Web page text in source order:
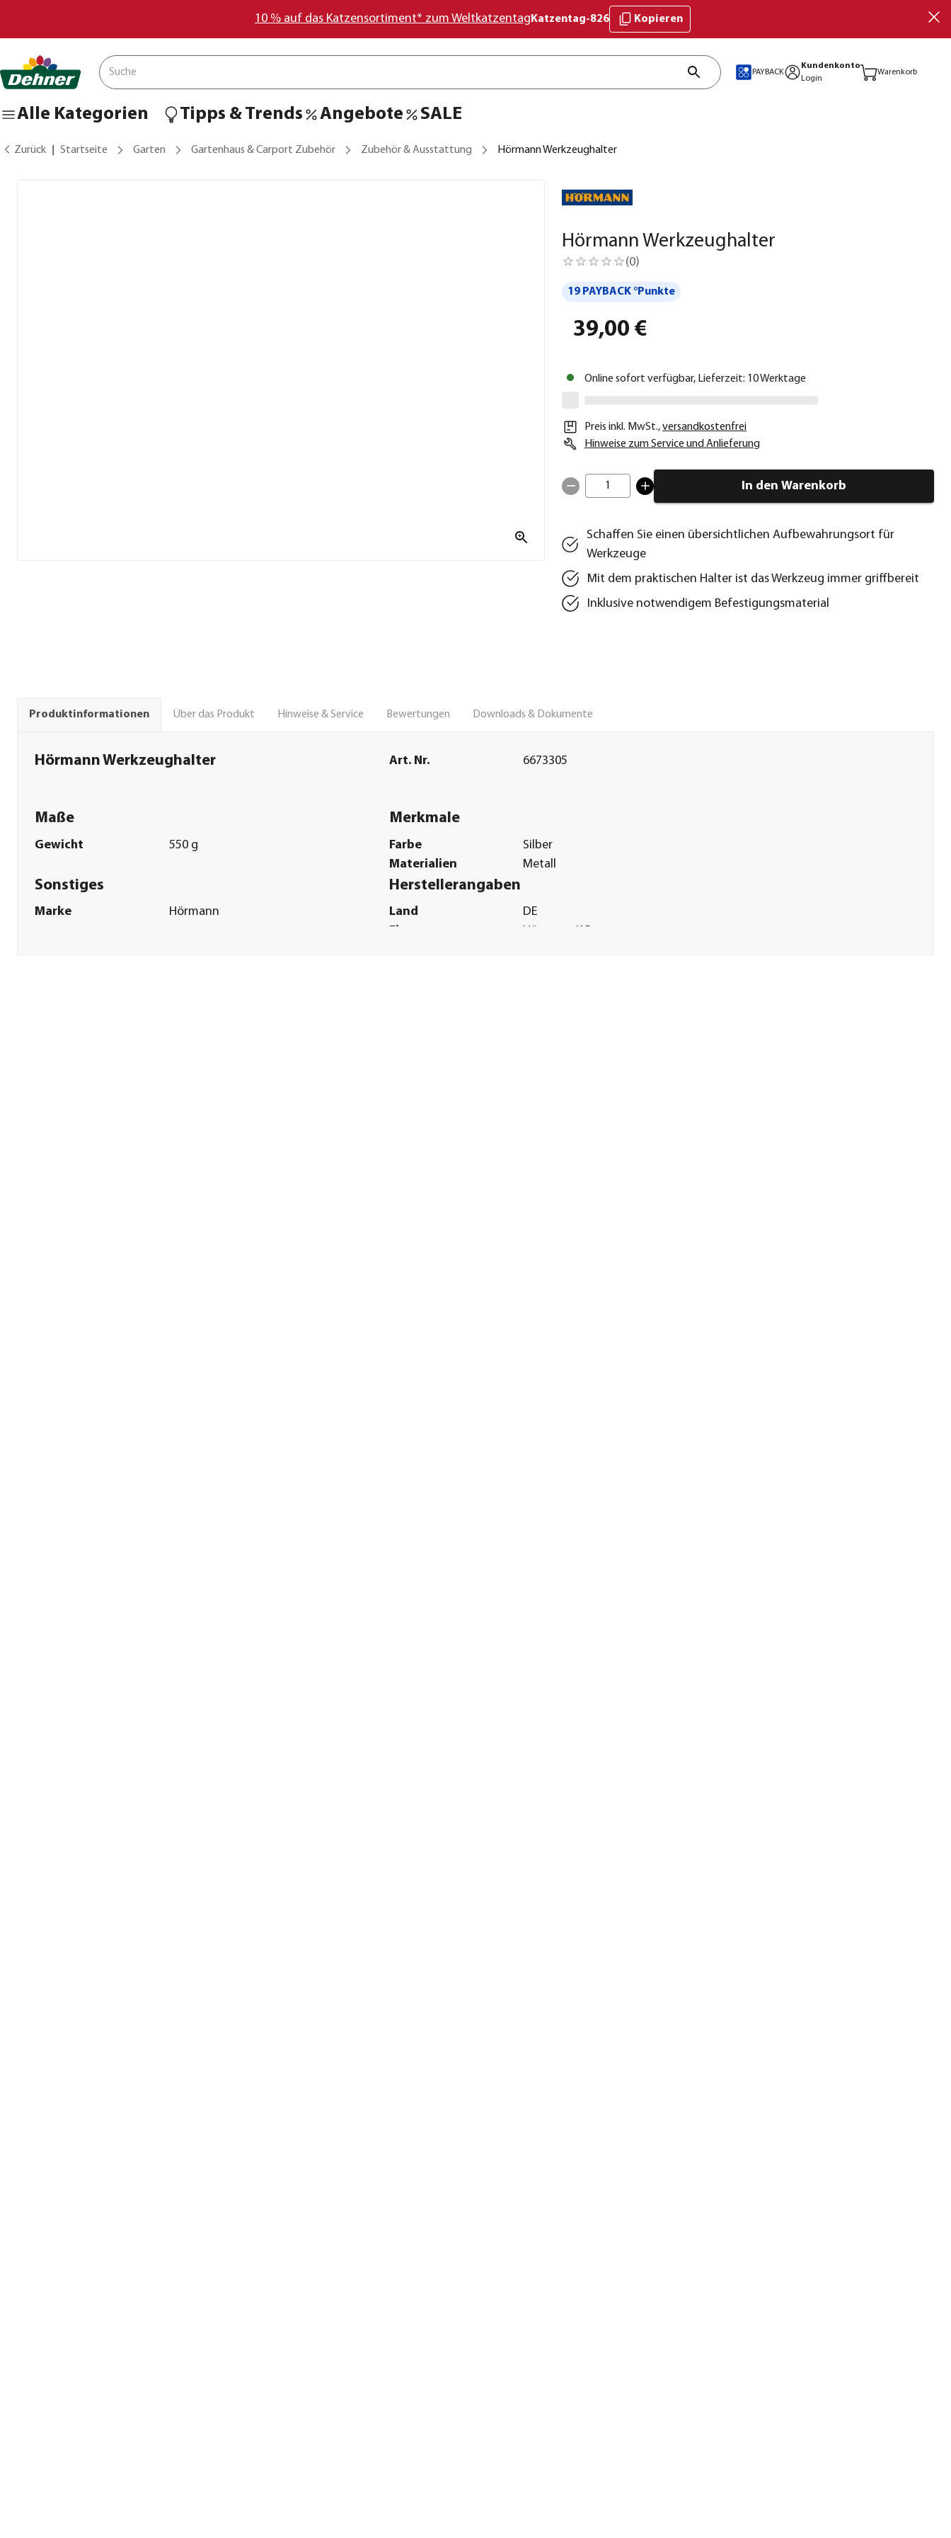
10 % auf das Katzensortiment* zum Weltkatzentag Katzentag-826 Kopieren
PAYBACK
Kundenkonto
Login
Warenkorb
Alle Kategorien Tipps & Trends Angebote SALE
Zurück Startseite Garten Gartenhaus & Carport Zubehör Zubehör & Ausstattung Hörmann Werkzeughalter
Hörmann Werkzeughalter
(0)
19 PAYBACK °Punkte
39,00 €
Online sofort verfügbar, Lieferzeit: 10 Werktage
Preis inkl. MwSt.,versandkostenfrei
Hinweise zum Service und Anlieferung
1 In den Warenkorb
Schaffen Sie einen übersichtlichen Aufbewahrungsort für
Werkzeuge
Mit dem praktischen Halter ist das Werkzeug immer griffbereit
Inklusive notwendigem Befestigungsmaterial
Produktinformationen Über das Produkt Hinweise & Service Bewertungen Downloads & Dokumente
Hörmann Werkzeughalter Art. Nr. 6673305
Maße
Gewicht 550 g
Merkmale
Farbe
Silber
Materialien
Metall
Sonstiges
Marke Hörmann
Herstellerangaben
Land
DE